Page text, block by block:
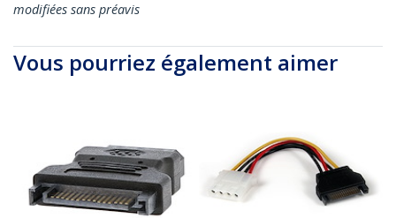
modifiées sans préavis
Vous pourriez également aimer